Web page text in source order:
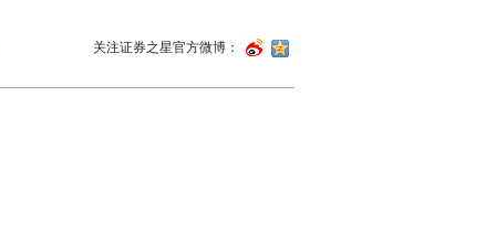
关注证券之星官方微博：